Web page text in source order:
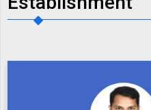
Contact